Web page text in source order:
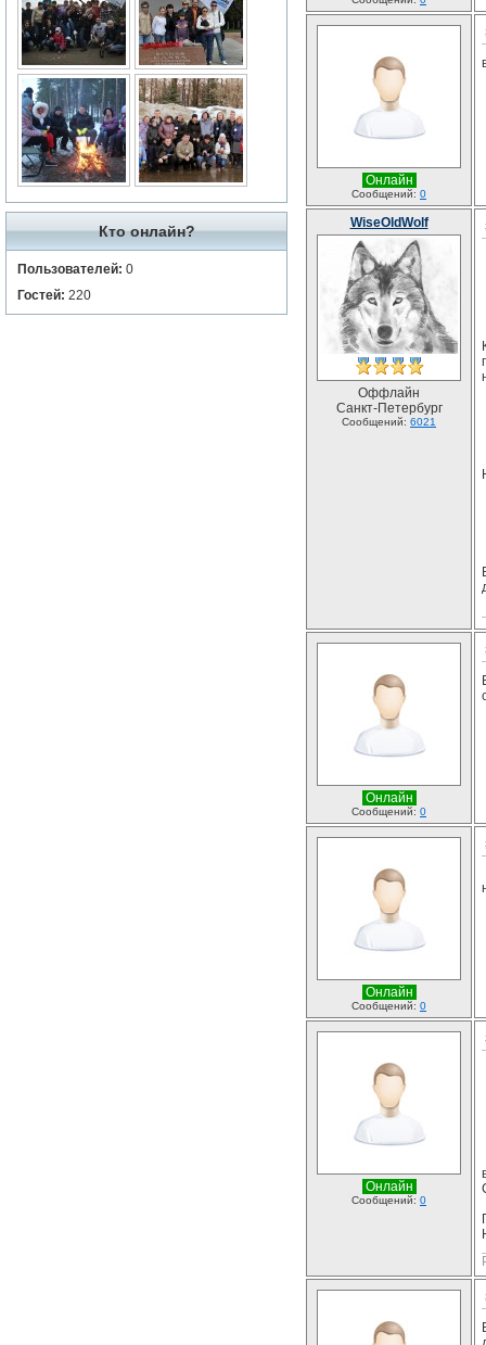
Кто онлайн?
Пользователей: 0
Гостей: 220
Онлайн
Сообщений: 0
WiseOldWolf
Оффлайн
Санкт-Петербург
Сообщений: 6021
Онлайн
Сообщений: 0
Онлайн
Сообщений: 0
Онлайн
Сообщений: 0